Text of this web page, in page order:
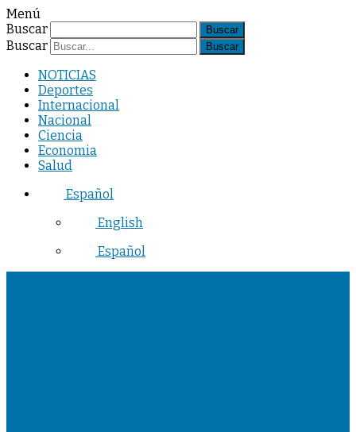
Menú
Buscar
Buscar
NOTICIAS
Deportes
Internacional
Nacional
Ciencia
Economia
Salud
Español
English
Español